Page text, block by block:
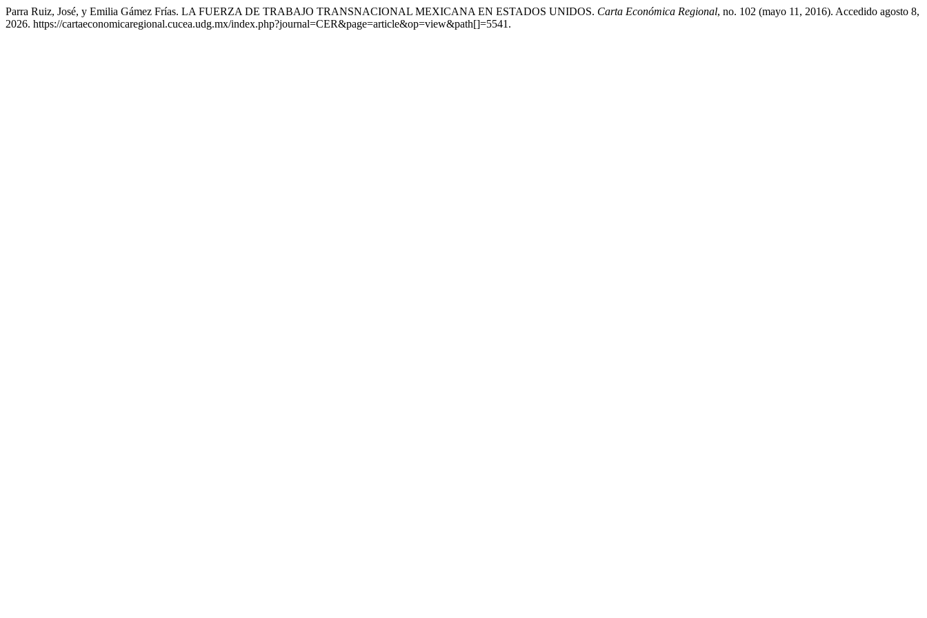
Parra Ruiz, José, y Emilia Gámez Frías. LA FUERZA DE TRABAJO TRANSNACIONAL MEXICANA EN ESTADOS UNIDOS. Carta Económica Regional, no. 102 (mayo 11, 2016). Accedido agosto 8,
2026. https://cartaeconomicaregional.cucea.udg.mx/index.php?journal=CER&page=article&op=view&path[]=5541.